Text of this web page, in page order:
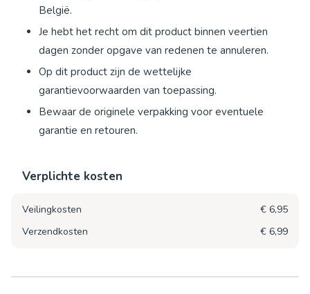
België.
Je hebt het recht om dit product binnen veertien
dagen zonder opgave van redenen te annuleren.
Op dit product zijn de wettelijke
garantievoorwaarden van toepassing.
Bewaar de originele verpakking voor eventuele
garantie en retouren.
Verplichte kosten
Veilingkosten
€ 6,95
Verzendkosten
€ 6,99